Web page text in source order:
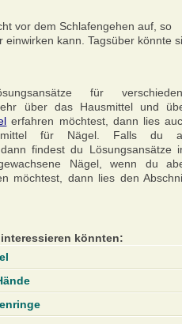
vor dem Schlafengehen auf, so
einwirken kann. Tagsüber könnte
für
über das Hausmittel und
erfahren möchtest, dann lies
für Nägel. Falls du
findest du Lösungsansätze
Nägel, wenn du
möchtest, dann lies den
könnten: